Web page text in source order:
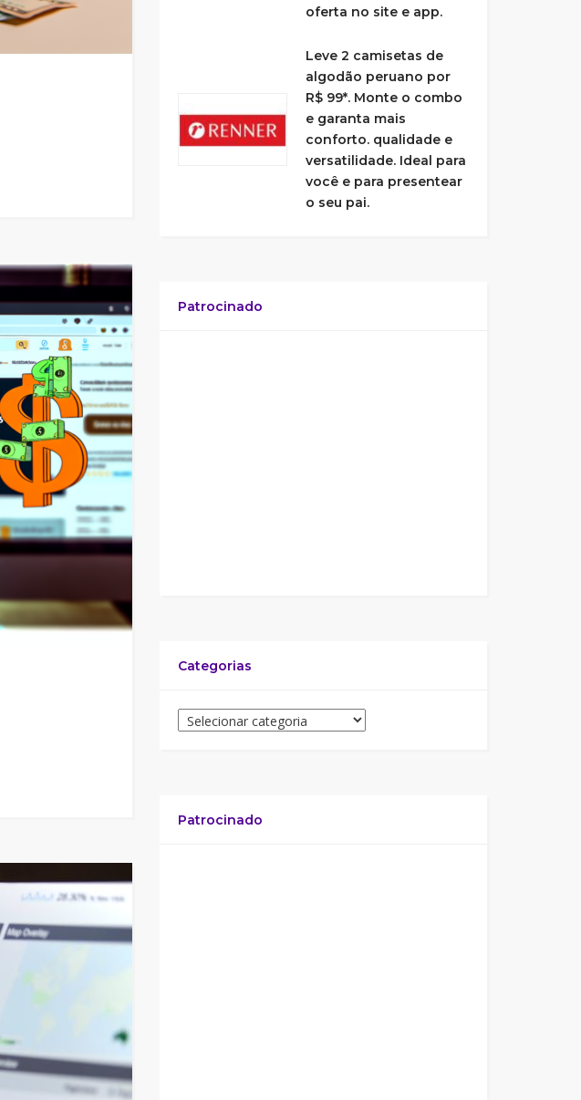
oferta no site e app.
Leve 2 camisetas de
algodão peruano por
R$ 99*. Monte o combo
e garanta mais
conforto. qualidade e
versatilidade. Ideal para
você e para presentear
o seu pai.
Patrocinado
Categorias
Patrocinado